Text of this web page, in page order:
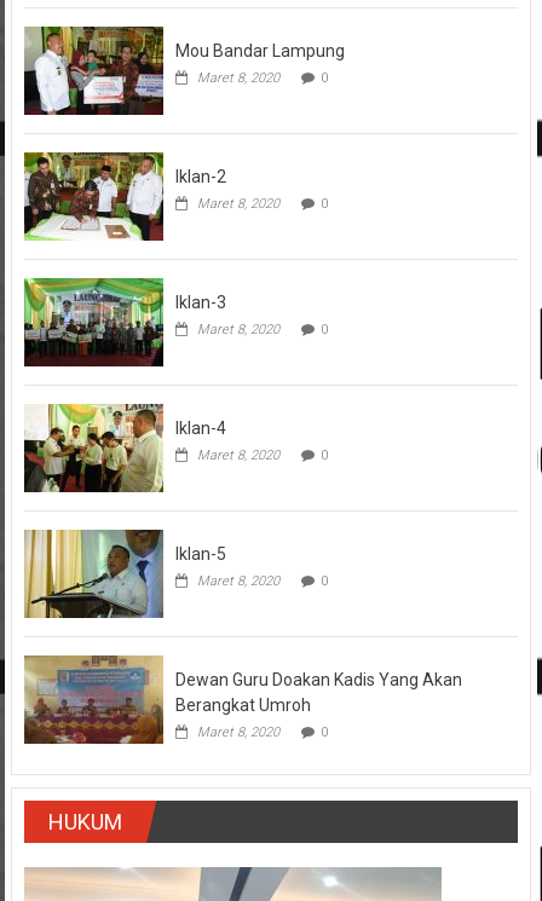
Mou Bandar Lampung
Maret 8, 2020 0
Iklan-2
Maret 8, 2020 0
Iklan-3
Maret 8, 2020 0
Iklan-4
Maret 8, 2020 0
Iklan-5
Maret 8, 2020 0
Dewan Guru Doakan Kadis Yang Akan
Berangkat Umroh
Maret 8, 2020 0
HUKUM